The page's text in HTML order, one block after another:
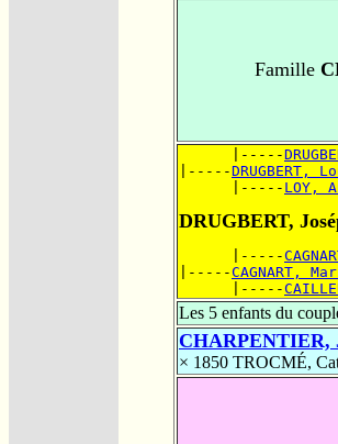
Famille
      |-----
|-----DRUGBERT,
      |-----
LOY,
DRUGBERT,
      |-----
|-----CAGNART,
      |-----
Les 5 enfants du
CHARPENTIER,
× 1850 TROCMÉ,